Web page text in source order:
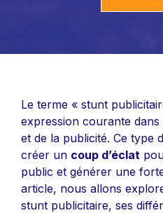
Le terme « stunt
expression courante
et de la publicité. Ce type
créer un coup d’éclat
public et générer une
article, nous allons
stunt publicitaire, ses